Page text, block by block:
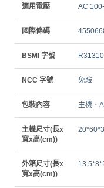
適用電壓 AC
國際條碼
BSMI 字號 R31310
NCC 字號 免驗
包裝內容 主機、
主機尺寸(長x
寬x高(cm))
外箱尺寸(長x
寬x高(cm))